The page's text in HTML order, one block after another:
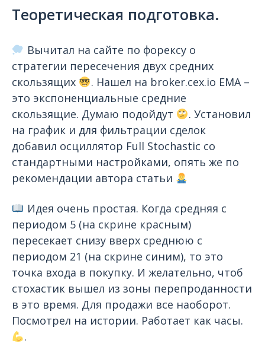
Теоретическая подготовка.
Вычитал на сайте по форексу о
стратегии пересечения двух средних
скользящих
. Нашел на broker.cex.io EMA –
это экспоненциальные средние
скользящие. Думаю подойдут
. Установил
на график и для фильтрации сделок
добавил осциллятор Full Stochastic со
стандартными настройками, опять же по
рекомендации автора статьи
Идея очень простая. Когда средняя с
периодом 5 (на скрине красным)
пересекает снизу вверх среднюю с
периодом 21 (на скрине синим), то это
точка входа в покупку. И желательно, чтоб
стохастик вышел из зоны перепроданности
в это время. Для продажи все наоборот.
Посмотрел на истории. Работает как часы.
.